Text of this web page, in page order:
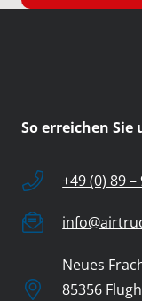
So erreichen Sie
+49 (0) 89
Neues
85356